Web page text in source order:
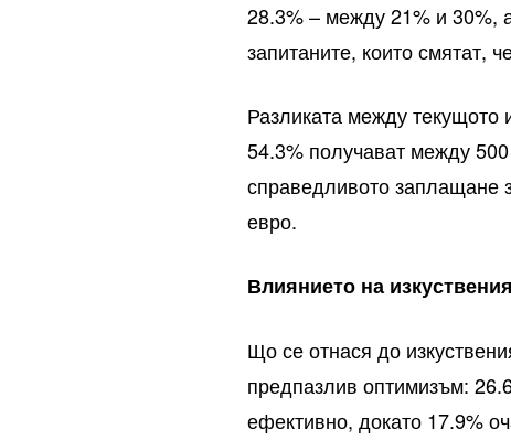
28.3% – между 21% и 30%,
запитаните, които смятат,
Разликата между текущото
54.3% получават между
справедливото заплащане
евро.
Влиянието на
Що се отнася до
предпазлив оптимизъм:
ефективно, докато 17.9%